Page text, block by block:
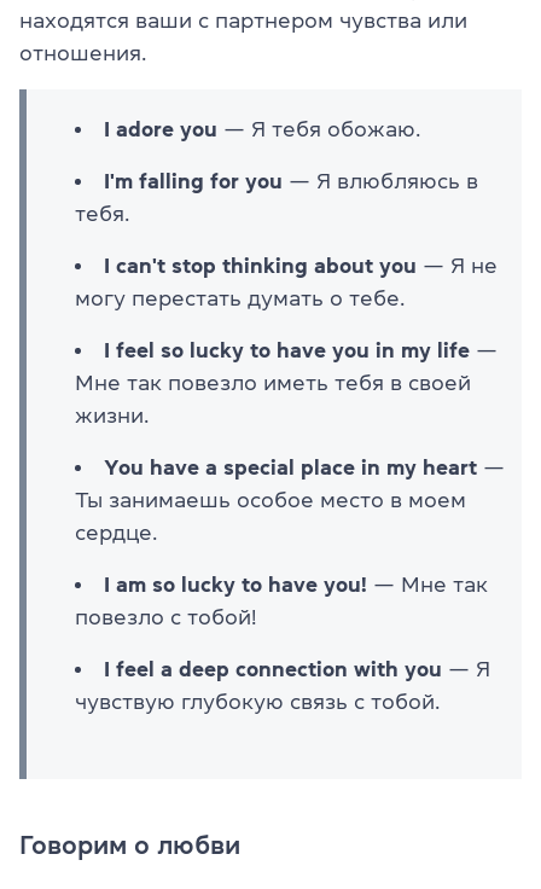
находятся ваши с партнером чувства или
отношения.
I adore you — Я тебя обожаю.
I'm falling for you — Я влюбляюсь в
тебя.
I can't stop thinking about you — Я не
могу перестать думать о тебе.
I feel so lucky to have you in my life —
Мне так повезло иметь тебя в своей
жизни.
You have a special place in my heart —
Ты занимаешь особое место в моем
сердце.
I am so lucky to have you! — Мне так
повезло с тобой!
I feel a deep connection with you — Я
чувствую глубокую связь с тобой.
Говорим о любви